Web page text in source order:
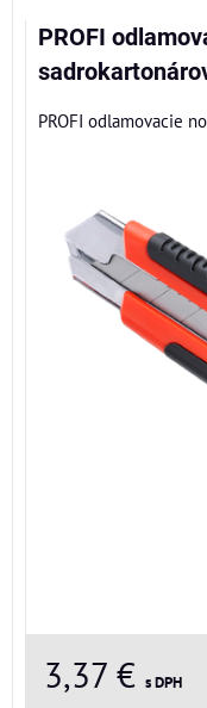
PROFI
PROFI odlamovacie
3,37 € s DPH